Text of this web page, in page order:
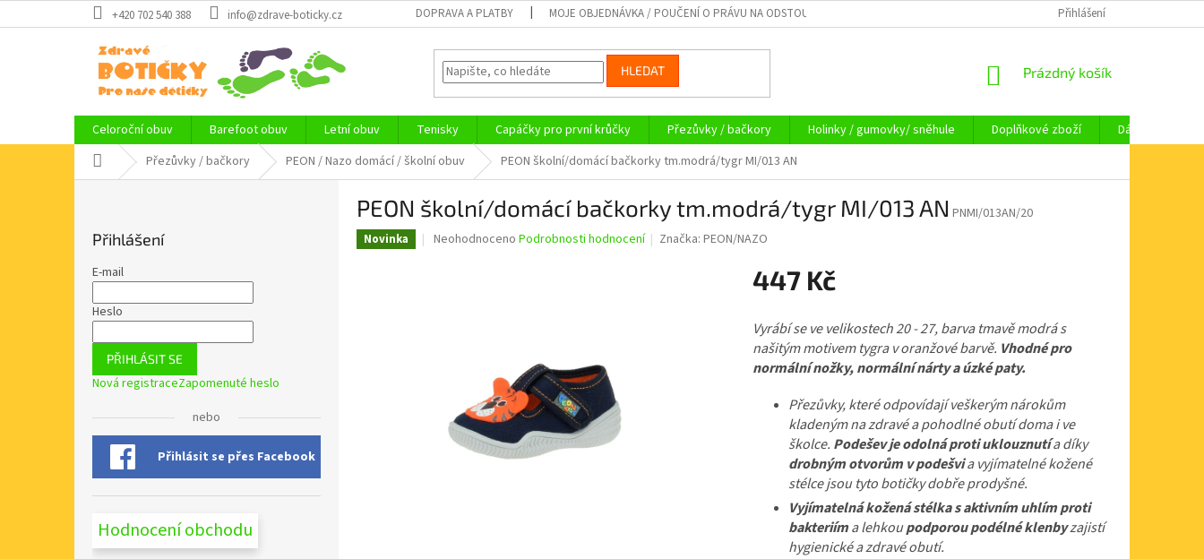
na
+420 702 540 388 info@zdrave-boticky.cz DOPRAVA A PLATBY MOJE OBJEDNÁVKA / POUČENÍ O PRÁVU NA ODSTOUPENÍ OD SMLOUVY KAMENNÁ PRODEJNA
Přihlášení
HLEDAT
NÁKUPNÍ
Prázdný košík
Celoroční obuv Barefoot obuv Letní obuv Tenisky Capáčky pro první krůčky Přezůvky / bačkory Holinky / gumovky/ sněhule Doplňkové zboží
Dárkové
Domů Přezůvky / bačkory PEON / Nazo domácí / školní obuv PEON školní/domácí bačkorky tm.modrá/tygr MI/013 AN
Přihlášení
E-mail
Heslo
PŘIHLÁSIT SE
Nová registraceZapomenuté heslo
nebo
Přihlásit se přes Facebook
Hodnocení obchodu
PEON školní/domácí bačkorky tm.modrá/tygr MI/013 AN PNMI/013AN/20
Novinka
Průměrné
Neohodnoceno Podrobnosti hodnocení Značka:PEON/NAZO
447 Kč
cena:
Vyrábí se ve velikostech 20 - 27, barva tmavě modrá s
našitým motivem tygra v oranžové barvě. Vhodné pro
normální nožky, normální nárty a úzké paty.
Přezůvky, které odpovídají veškerým nárokům
kladeným na zdravé a pohodlné obutí doma i ve
školce. Podešev je odolná proti uklouznutía díky
drobným otvorům v podešvia vyjímatelné kožené
stélce jsou tyto botičky dobře prodyšné.
Vyjímatelná kožená stélka s aktivním uhlím proti
bakteriíma lehkoupodporou podélné klenbyzajistí
hygienické a zdravé obutí.